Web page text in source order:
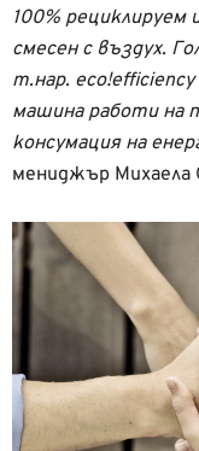
100%
смесен с въздух.
т.нар.
машина работи на
консумация на
мениджър Михаела